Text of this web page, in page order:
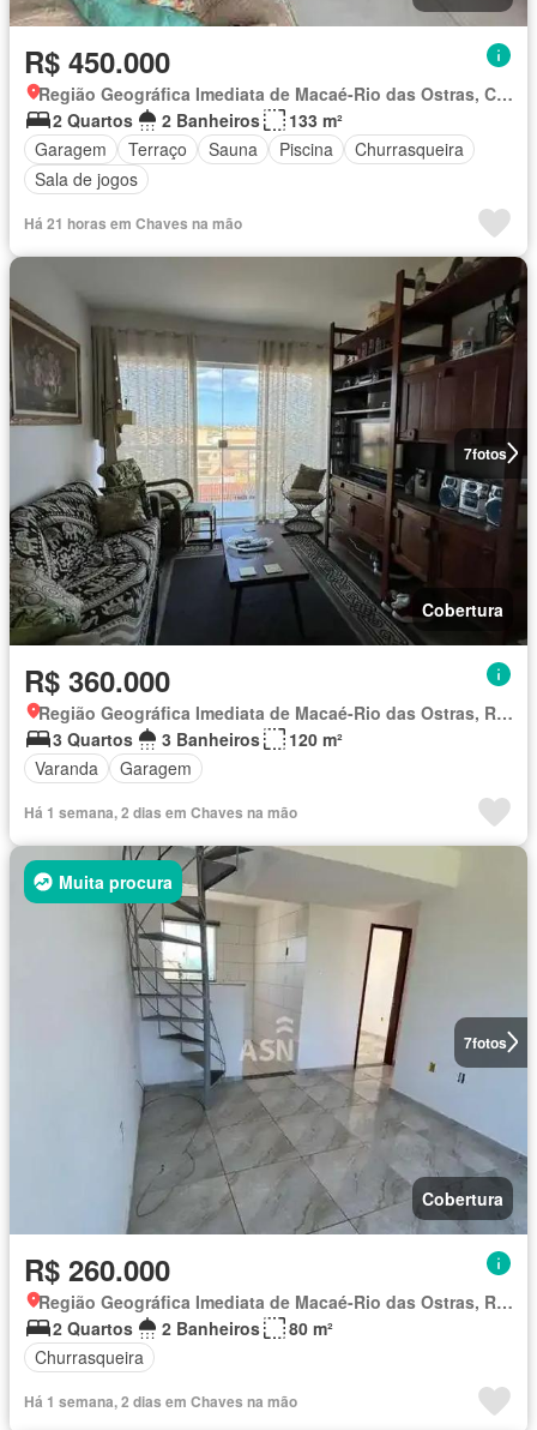
R$ 450.000
Região Geográfica Imediata de Macaé-Rio das Ostras, Casimiro de Abreu
2 Quartos
2 Banheiros
133 m²
Garagem
Terraço Sauna Piscina
Churrasqueira
Sala de jogos
Há 21 horas em Chaves na mão
7fotos
Cobertura
R$ 360.000
Região Geográfica Imediata de Macaé-Rio das Ostras, Rio das Ostras
3 Quartos
3 Banheiros
120 m²
Varanda
Garagem
Há 1 semana, 2 dias em Chaves na mão
7fotos
Muita procura
Cobertura
R$ 260.000
Região Geográfica Imediata de Macaé-Rio das Ostras, Rio das Ostras
2 Quartos
2 Banheiros
80 m²
Churrasqueira
Há 1 semana, 2 dias em Chaves na mão